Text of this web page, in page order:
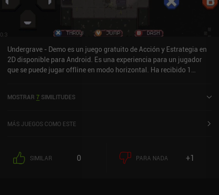
Undergrave - Demo es un juego gratuito de Acción y Estrategia en
2D disponible para Android. Es una experiencia para un jugador
que se puede jugar offline en modo horizontal. Ha recibido 1
4,2 sobre 5,0 en Google Play.
MOSTRAR 7 SIMILITUDES
MÁS JUEGOS COMO ESTE
SIMILAR 0 PARA NADA +1